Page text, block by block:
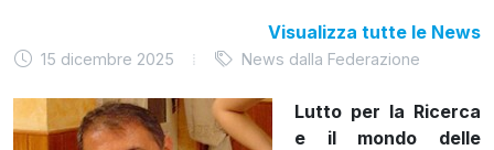
Visualizza tutte le News
15 dicembre 2025 News dalla Federazione
Lutto per la Ricerca
e il mondo delle